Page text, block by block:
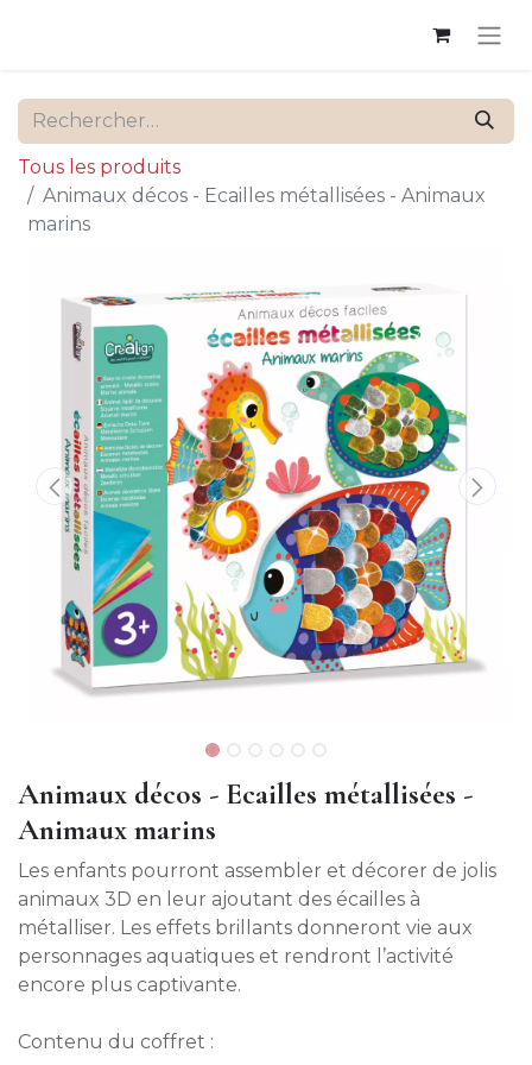
Tous les produits
Animaux décos - Ecailles métallisées - Animaux
marins
Animaux décos - Ecailles métallisées -
Animaux marins
Les enfants pourront assembler et décorer de jolis
animaux 3D en leur ajoutant des écailles à
métalliser. Les effets brillants donneront vie aux
personnages aquatiques et rendront l’activité
encore plus captivante.
Contenu du coffret :